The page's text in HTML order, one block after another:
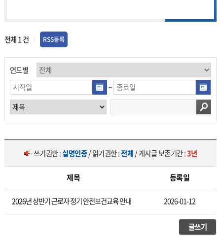
전체1건 RSS등록
연도별
~
쓰기권한 :실명인증/ 읽기권한 :전체/ 게시글 보존기간 :3년
제목 등록일
2026년 상반기 근로자 정기 안전보건교육 안내 2026-01-12
글쓰기